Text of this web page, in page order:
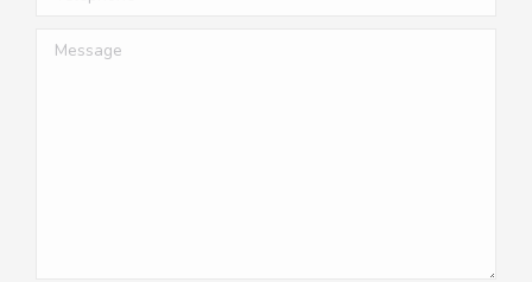
Message